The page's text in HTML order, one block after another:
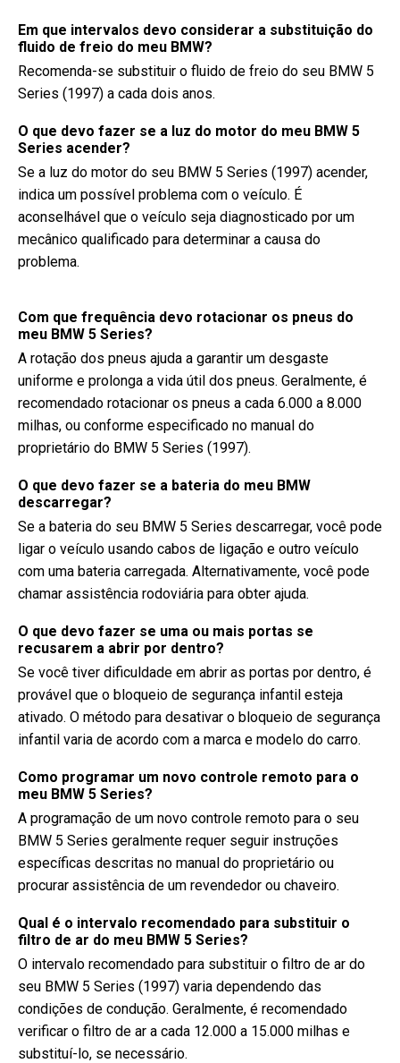
Em que intervalos devo considerar a substituição do
fluido de freio do meu BMW?
Recomenda-se substituir o fluido de freio do seu BMW 5
Series (1997) a cada dois anos.
O que devo fazer se a luz do motor do meu BMW 5
Series acender?
Se a luz do motor do seu BMW 5 Series (1997) acender,
indica um possível problema com o veículo. É
aconselhável que o veículo seja diagnosticado por um
mecânico qualificado para determinar a causa do
problema.
Com que frequência devo rotacionar os pneus do
meu BMW 5 Series?
A rotação dos pneus ajuda a garantir um desgaste
uniforme e prolonga a vida útil dos pneus. Geralmente, é
recomendado rotacionar os pneus a cada 6.000 a 8.000
milhas, ou conforme especificado no manual do
proprietário do BMW 5 Series (1997).
O que devo fazer se a bateria do meu BMW
descarregar?
Se a bateria do seu BMW 5 Series descarregar, você pode
ligar o veículo usando cabos de ligação e outro veículo
com uma bateria carregada. Alternativamente, você pode
chamar assistência rodoviária para obter ajuda.
O que devo fazer se uma ou mais portas se
recusarem a abrir por dentro?
Se você tiver dificuldade em abrir as portas por dentro, é
provável que o bloqueio de segurança infantil esteja
ativado. O método para desativar o bloqueio de segurança
infantil varia de acordo com a marca e modelo do carro.
Como programar um novo controle remoto para o
meu BMW 5 Series?
A programação de um novo controle remoto para o seu
BMW 5 Series geralmente requer seguir instruções
específicas descritas no manual do proprietário ou
procurar assistência de um revendedor ou chaveiro.
Qual é o intervalo recomendado para substituir o
filtro de ar do meu BMW 5 Series?
O intervalo recomendado para substituir o filtro de ar do
seu BMW 5 Series (1997) varia dependendo das
condições de condução. Geralmente, é recomendado
verificar o filtro de ar a cada 12.000 a 15.000 milhas e
substituí-lo, se necessário.